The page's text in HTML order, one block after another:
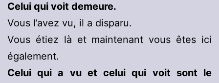
Celui qui voit demeure.
Vous l’avez vu, il a disparu.
Vous étiez là et maintenant vous êtes ici
également.
Celui qui a vu et celui qui voit sont le